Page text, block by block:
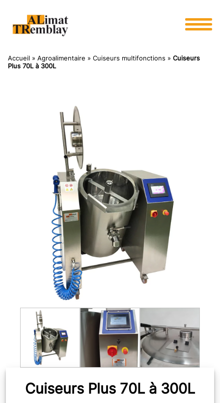
Accueil » Agroalimentaire » Cuiseurs multifonctions » Cuiseurs
Plus 70L à 300L
Cuiseurs Plus 70L à 300L